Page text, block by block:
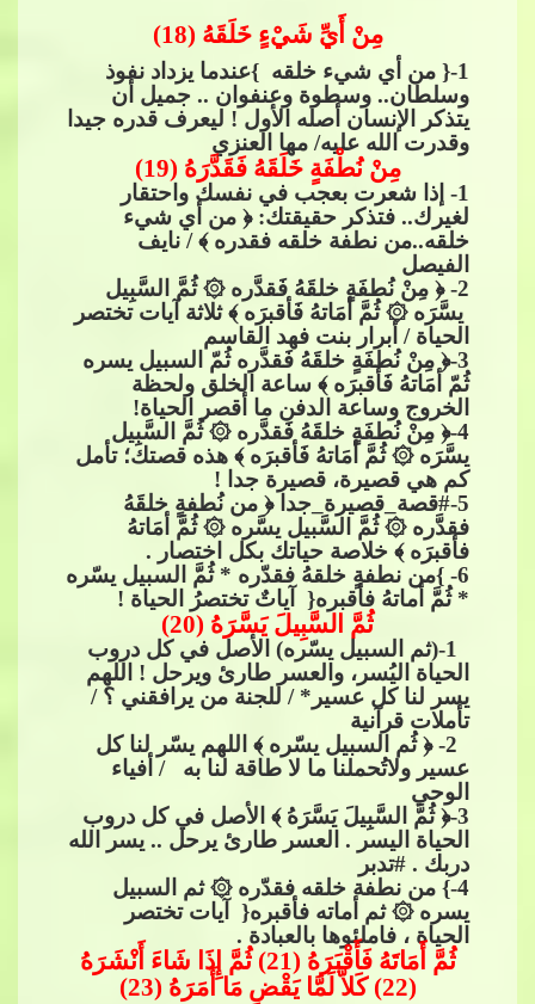
مِنْ أَيِّ شَيْءٍ خَلَقَهُ (18)
1-{ من أي شيء خلقه }عندما يزداد نفوذ
وسلطان.. وسطوة وعنفوان .. جميل أن
يتذكر اﻹنسان أصله اﻷول ! ليعرف قدره جيدا
وقدرت الله عليه/ مها العنزي
مِنْ نُطْفَةٍ خَلَقَهُ فَقَدَّرَهُ (19)
1- إذا شعرت بعجب في نفسك واحتقار
لغيرك.. فتذكر حقيقتك: ﴿ من أي شيء
خلقه..من نطفة خلقه فقدره ﴾ / نايف
الفيصل
2- ﴿ مِنْ نُطفَةٍ خلقَهُ فَقدَّره۞ثُمَّ السَّبِيل​​
يسَّرَه۞ثُمَّ أمَاتهُ فَأقبرَه ﴾ ثلاثة آيات تختصر
الحياة / أبرار بنت فهد القاسم
3-﴿ مِنْ نُطفَةٍ خلقَهُ فَقدَّره ثُمّ السبيل يسره
ثُمّ أمَاتهُ فَأقبرَه ﴾ ساعة الخلق ولحظة
الخروج وساعة الدفن ما أقصر الحياة!
4-﴿ ﻣِﻦْ ﻧُﻄﻔَﺔٍ ﺧﻠﻘَﻪُ ﻓَﻘﺪَّﺭﻩ ​​۞​​ ﺛُﻢَّ​​ ﻟﺴَّﺒِﻴﻞ
ﻳﺴَّﺮَﻩ ​​۞​​ ﺛُﻢَّ​​ ﻣَﺎﺗﻪُ ﻓَﺄﻗﺒﺮَﻩ ​​ ﴾ هذه قصتك؛ تأمل
كم هي قصيرة، قصيرة جدا !
5
-#قصة_قصيرة_جدا ​​ ﴿ من نُطفةٍ خلقَهُ
فقدَّره​​۞​​ ثُمَّ السَّبيل يسَّره​​۞​​ ثُمَّ أمَاتهُ
فأقبرَه ﴾ خلاصة حياتك بكل اختصار .
6- }من نطفةٍ خلقهُ فقدّره * ثُمَّ السبيل يسّره
* ثُمَّ أماتهُ فأقبره{ ​​ آياتٌ تختصرُ الحياة !
ثُمَّ السَّبِيلَ يَسَّرَهُ (20)
1-(ثم السبيل يسّره) الأصل في كل دروب
الحياة اليُسر، والعسر طارئ ويرحل ! اللهم
يسر لنا كل عسير* / للجنة من ​​ يرافقني ؟ /
تأملات قرآنية
2- ﴿ ثُم السبيل يسّره ﴾ اللهم يسّر لنا كل
عسير ولاتُحملنا ما لا طاقة لنا به / أفياء
الوحي
3-﴿ ثُمَّ السَّبِيلَ يَسَّرَهُ ﴾ الأصل في كل دروب
الحياة اليسر . العسر طارئ يرحل .. يسر الله
دربك .​​ #تدبر
4-} من نطفة خلقه فقدّره​​۞​​ ثم السبيل
يسره​​۞​​ ثم أماته فأقبره{ ​​ آيات تختصر
الحياة ، فاملئوها بالعبادة .
ثُمَّ أَمَاتَهُ فَأَقْبَرَهُ (21) ثُمَّ إِذَا شَاءَ أَنْشَرَهُ
(22) كَلاَّ لَمَّا يَقْضِ مَا أَمَرَهُ (23)